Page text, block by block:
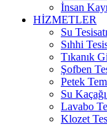
İnsan
HİZMETLER
Su
Sıhhi
Tıkanık
Şofben
Petek
Su
Lavabo
Klozet